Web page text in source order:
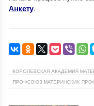
Анкету.
КОРОЛЕВСКАЯ АКАДЕМИЯ
ПРОФСОЮЗ МАТЕРИНСКИХ